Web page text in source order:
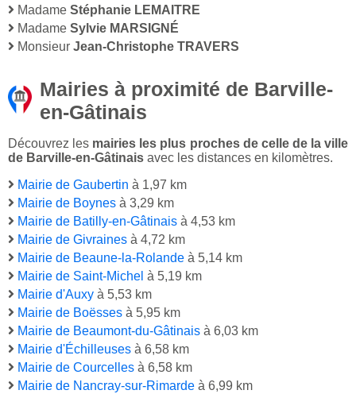
Madame Stéphanie LEMAITRE
Madame Sylvie MARSIGNÉ
Monsieur Jean-Christophe TRAVERS
Mairies à proximité de Barville-
en-Gâtinais
Découvrez les mairies les plus proches de celle de la ville
de Barville-en-Gâtinais avec les distances en kilomètres.
Mairie de Gaubertin à 1,97 km
Mairie de Boynes à 3,29 km
Mairie de Batilly-en-Gâtinais à 4,53 km
Mairie de Givraines à 4,72 km
Mairie de Beaune-la-Rolande à 5,14 km
Mairie de Saint-Michel à 5,19 km
Mairie d'Auxy à 5,53 km
Mairie de Boësses à 5,95 km
Mairie de Beaumont-du-Gâtinais à 6,03 km
Mairie d'Échilleuses à 6,58 km
Mairie de Courcelles à 6,58 km
Mairie de Nancray-sur-Rimarde à 6,99 km